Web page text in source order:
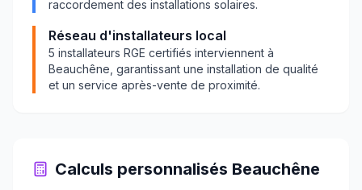
raccordement des installations solaires.
Réseau d'installateurs local
5 installateurs RGE certifiés interviennent à
Beauchêne , garantissant une installation de qualité
et un service après-vente de proximité.
Calculs personnalisés Beauchêne